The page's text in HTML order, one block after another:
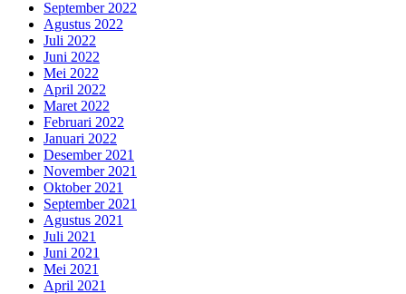
September 2022
Agustus 2022
Juli 2022
Juni 2022
Mei 2022
April 2022
Maret 2022
Februari 2022
Januari 2022
Desember 2021
November 2021
Oktober 2021
September 2021
Agustus 2021
Juli 2021
Juni 2021
Mei 2021
April 2021